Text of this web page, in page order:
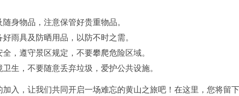
身物品，注意保管好贵重物品。
雨具及防晒用品，以防不时之需。
，遵守景区规定，不要攀爬危险区域。
生，不要随意丢弃垃圾，爱护公共设施。
加入，让我们共同开启一场难忘的黄山之旅吧！在这里，您将留